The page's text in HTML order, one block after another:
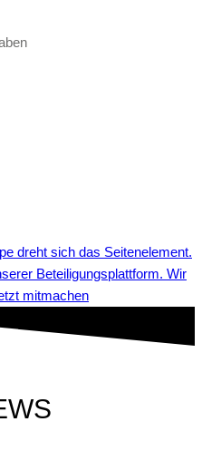
Beteiligungsplattform. Wir
mitmachen